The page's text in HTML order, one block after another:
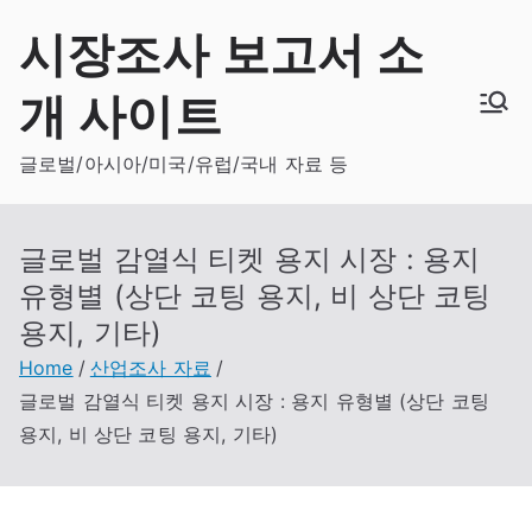
content
시장조사 보고서 소
개 사이트
글로벌/아시아/미국/유럽/국내 자료 등
글로벌 감열식 티켓 용지 시장 : 용지
유형별 (상단 코팅 용지, 비 상단 코팅
용지, 기타)
Home
산업조사 자료
글로벌 감열식 티켓 용지 시장 : 용지 유형별 (상단 코팅
용지, 비 상단 코팅 용지, 기타)